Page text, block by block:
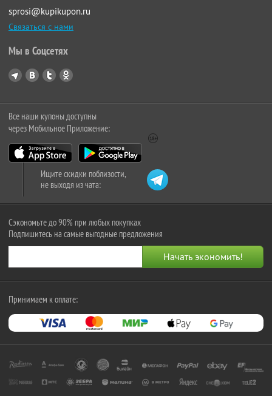
sprosi@kupikupon.ru
Связаться с нами
Мы в Соцсетях
Все наши купоны доступны
через Мобильное Приложение:
Ищите скидки поблизости,
не выходя из чата:
Сэкономьте до 90% при любых покупках
Подпишитесь на самые выгодные предложения
Принимаем к оплате: